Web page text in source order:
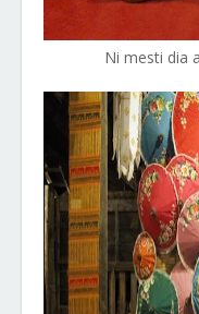
Ni mesti dia